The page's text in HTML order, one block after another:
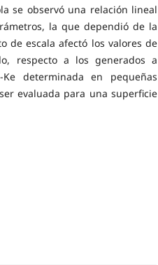
se observó una relación lineal
la que dependió de la
de escala afectó los valores de
respecto a los generados a
determinada en pequeñas
evaluada para una superficie